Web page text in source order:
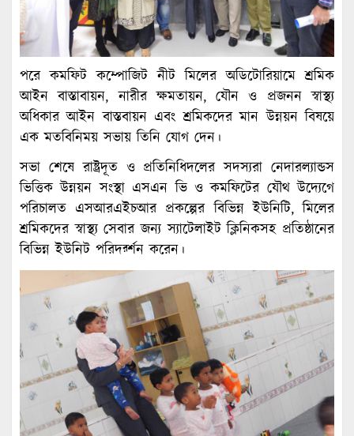
পরে কমফিট কম্পোজিট নীট মিলের অডিটোরিয়ামে শ্রমিক
আইন বাস্তাবায়ন, নারীর ক্ষমতায়ন, যৌন ও প্রজনন স্বাস্থ্য
অধিকার আইন বাস্তবায়ন এবং শ্রমিকদের মান উন্নয়ন বিষয়ে
এক মতবিনিময় সভায় তিনি যোগ দেন।
সভা শেষে রাষ্ট্রদূত ও প্রতিনিধিদলের সদস্যরা নেদারল্যান্ডস
ভিত্তিক উন্নয়ন সংস্থা এসএন ভি ও কমফিটের যৌথ উদ্যেগে
পরিচালত এসআরএইচআর প্রকল্পের বিভিন্ন ইউনিটি, মিলের
শ্রমিকদের স্বাস্থ্য সেবার জন্য স্যাটেলাইট ক্লিনিকসহ প্রতিষ্ঠানের
বিভিন্ন ইউনিট পরিদর্র্শন করেন।